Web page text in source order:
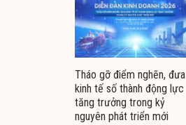
Tháo gỡ điểm nghẽn, đưa
kinh tế số thành động lực
tăng trưởng trong kỷ
nguyên phát triển mới